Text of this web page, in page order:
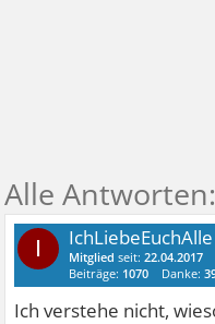
I IchLiebeEuchAlle
Mitglied seit:22.04.2017
Beiträge: 1070 Danke:
Ich verstehe nicht,